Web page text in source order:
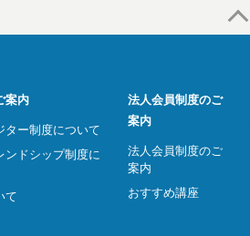
案内
ター制度について
ンドシップ制度に
て
法人会員制度のご
案内
法人会員制度のご
案内
おすすめ講座